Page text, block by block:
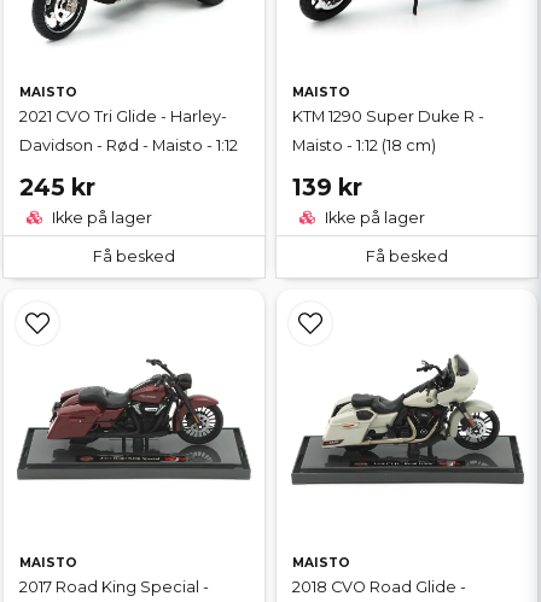
MAISTO
2021 CVO Tri Glide - Harley-
Davidson - Rød - Maisto - 1:12
245 kr
Ikke på lager
Få besked
MAISTO
KTM 1290 Super Duke R -
Maisto - 1:12 (18 cm)
139 kr
Ikke på lager
Få besked
MAISTO
2017 Road King Special -
MAISTO
2018 CVO Road Glide -